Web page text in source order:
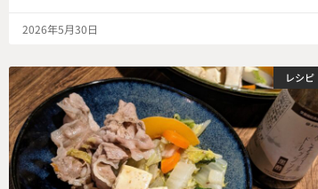
2026年5月30日
レシピ